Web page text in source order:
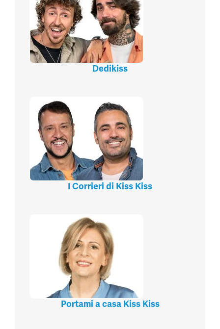
Dedikiss
I Corrieri di Kiss Kiss
Portami a casa Kiss Kiss